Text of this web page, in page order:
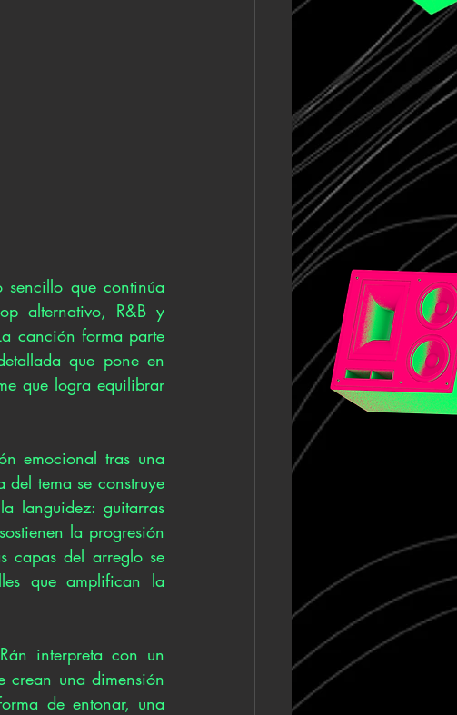
sencillo que continúa
alternativo, R&B y
canción forma parte
que pone en
que logra equilibrar
emocional tras una
del tema se construye
languidez: guitarras
la progresión
capas del arreglo se
que amplifican la
interpreta con un
crean una dimensión
de entonar, una